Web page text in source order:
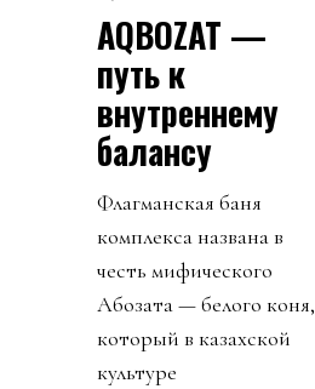
AQBOZAT —
путь к
внутреннему
балансу
Флагманская баня
комплекса названа в
честь мифического
Ақбозата — белого коня,
который в казахской
культуре